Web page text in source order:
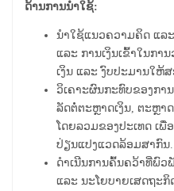
ດ້ານການນຳໃຊ້:
ນຳໃຊ້ແນວຄວາມຄິດ ແລ
ແລະ ການເງິນເຂົ້າໃນກາ
ເງິນ ແລະ ງົບປະມານໃຫ້
ວິເຄາະຜົນກະທົບຂອງກາ
ລັດຕໍ່ຕະຫຼາດເງິນ, ຕະຫຼາ
ໂດຍລວມຂອງປະເທດ ເ
ປ່ຽນແປງແວດລ້ອມສາກົນ.
ດຳເນີນການຄົ້ນຄວ້າທີ່ພົວ
ແລະ ນະໂຍບາຍເສດຖະ